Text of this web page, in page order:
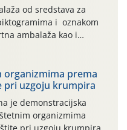
od sredstava za
i oznakom
ambalaža kao i
sredstva za zaštitu
gnojiva,) se ne
besplatni povrat
AGROCHEM-MAKS,
[…]
organizmima prema
pri uzgoju krumpira
je demonstracijska
organizmima